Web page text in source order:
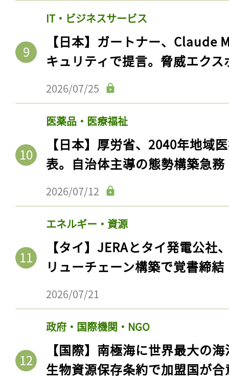
IT・ビジネスサービス
【日本】ガートナー、Claude
キュリティで提言。脅威エク
2026/07/25
医薬品・医療福祉
【日本】厚労省、2040年地域
表。自治体主導の態勢構築急務
2026/07/12
エネルギー・資源
【タイ】JERAとタイ発電公社
リューチェーン構築で覚書締結
2026/07/21
政府・国際機関・NGO
【国際】南極海に世界最大の
生物資源保存条約で加盟国が合